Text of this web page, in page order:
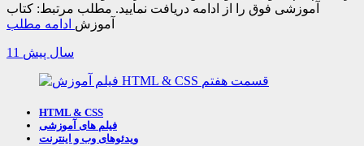
آموزشی فوق را از ادامه دریافت نمایید. مطلب مرتبط: کتاب
آموزش ادامه مطلب
11 سال پیش
HTML & CSS
فیلم های آموزشی
ویدئوهای وب و اینترنت